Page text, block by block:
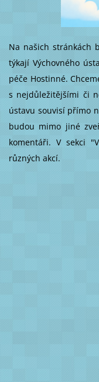
Na našich stránkách
týkají Výchovného
péče Hostinné.
s nejdůležitějšími či
ústavu souvisí přímo
budou mimo jiné
komentáři. V sekci
různých akcí.